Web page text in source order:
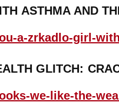
ASTHMA AND
a-zrkadlo-girl-
GLITCH:
we-like-the-